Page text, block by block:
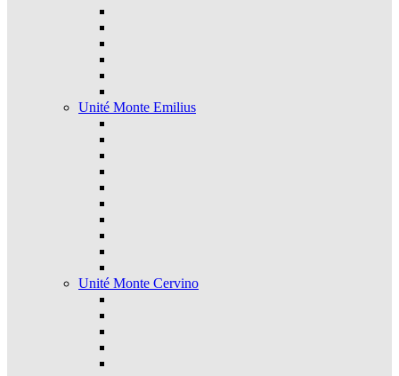
Unité Monte Emilius
Unité Monte Cervino